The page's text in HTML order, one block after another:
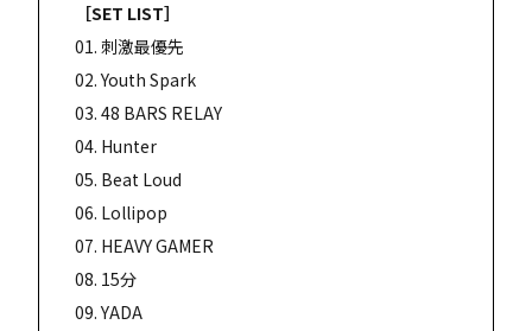
［SET LIST］
01. 刺激最優先
02. Youth Spark
03. 48 BARS RELAY
04. Hunter
05. Beat Loud
06. Lollipop
07. HEAVY GAMER
08. 15分
09. YADA